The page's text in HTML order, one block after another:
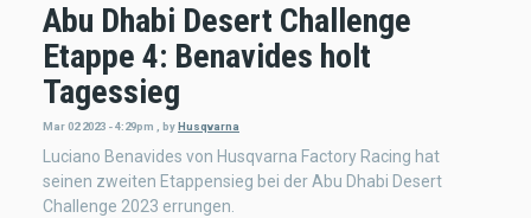
Abu Dhabi Desert Challenge
Etappe 4: Benavides holt
Tagessieg
Mar 02 2023 - 4:29pm , by Husqvarna
Luciano Benavides von Husqvarna Factory Racing hat
seinen zweiten Etappensieg bei der Abu Dhabi Desert
Challenge 2023 errungen.